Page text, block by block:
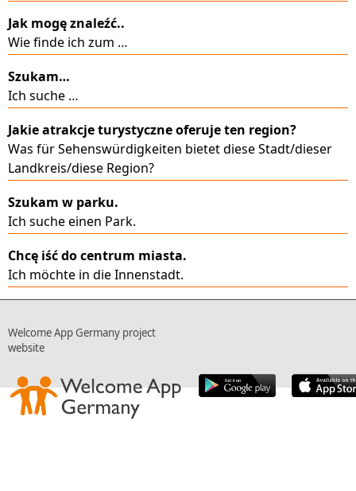
Jak mogę znaleźć..
Wie finde ich zum …
Szukam…
Ich suche …
Jakie atrakcje turystyczne oferuje ten region?
Was für Sehenswürdigkeiten bietet diese Stadt/dieser
Landkreis/diese Region?
Szukam w parku.
Ich suche einen Park.
Chcę iść do centrum miasta.
Ich möchte in die Innenstadt.
Welcome App Germany project
website